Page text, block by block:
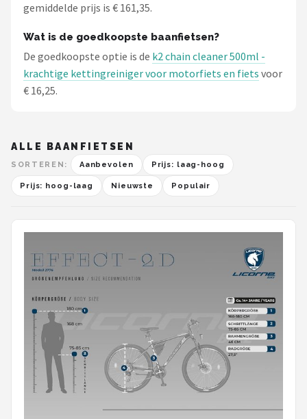
gemiddelde prijs is € 161,35.
Wat is de goedkoopste baanfietsen?
De goedkoopste optie is de k2 chain cleaner 500ml -
krachtige kettingreiniger voor motorfiets en fiets voor
€ 16,25.
ALLE BAANFIETSEN
SORTEREN: Aanbevolen Prijs: laag-hoog
Prijs: hoog-laag Nieuwste Populair